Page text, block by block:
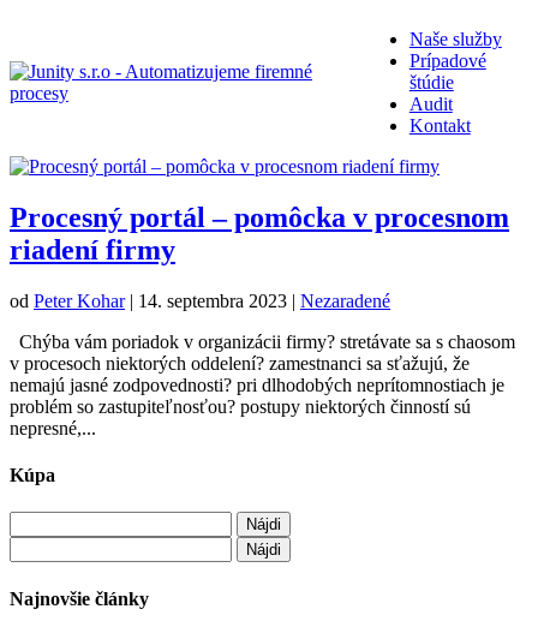
Naše služby
Prípadové
štúdie
Audit
Kontakt
Procesný portál – pomôcka v procesnom
riadení firmy
od Peter Kohar| 14. septembra 2023 | Nezaradené
Chýba vám poriadok v organizácii firmy? stretávate sa s chaosom
v procesoch niektorých oddelení? zamestnanci sa sťažujú, že
nemajú jasné zodpovednosti? pri dlhodobých neprítomnostiach je
problém so zastupiteľnosťou? postupy niektorých činností sú
nepresné,...
Kúpa
Najnovšie články